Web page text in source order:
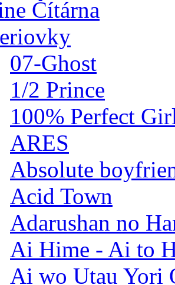
Čítárna
07-Ghost
1/2 Prince
100% Perfect
ARES
Absolute
Acid Town
Adarushan no
Ai Hime - Ai to
Ai wo Utau Yori